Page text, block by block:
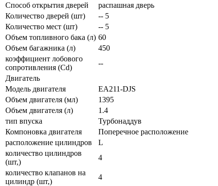
Способ открытия дверей
распашная дверь
Количество дверей (шт)
-- 5
Количество мест (шт)
-- 5
Объем топливного бака (л) 60
Объем багажника (л)
450
коэффициент лобового
сопротивления (Cd)
--
Двигатель
Модель двигателя
EA211-DJS
Объем двигателя (мл)
1395
Объем двигателя (л)
1.4
тип впуска
Турбонаддув
Компоновка двигателя
Поперечное расположение
расположение цилиндров
L
количество цилиндров
(шт,)
4
количество клапанов на
цилиндр (шт,)
4